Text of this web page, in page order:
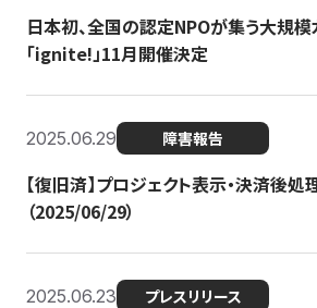
日本初、全国の認定NPOが集う大規模
「ignite!」11月開催決定
2025.06.29 障害報告
【復旧済】プロジェクト表示・決済後
（2025/06/29）
2025.06.23 プレスリリース